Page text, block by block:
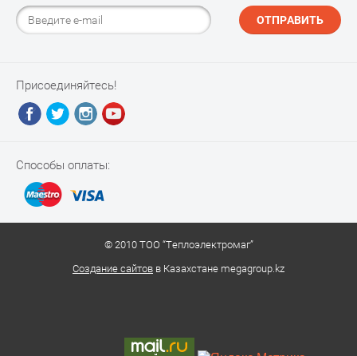
ОТПРАВИТЬ
Присоединяйтесь!
Способы оплаты:
© 2010 ТОО “Теплоэлектромаг”
Создание сайтов в Казахстане megagroup.kz